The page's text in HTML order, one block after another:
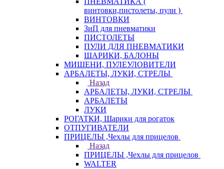
винтовки,пистолеты, пули )
ВИНТОВКИ
ЗиП для пневматики
ПИСТОЛЕТЫ
ПУЛИ ДЛЯ ПНЕВМАТИКИ
ШАРИКИ, БАЛОНЫ
МИШЕНИ, ПУЛЕУЛОВИТЕЛИ
АРБАЛЕТЫ, ЛУКИ, СТРЕЛЫ
Назад
АРБАЛЕТЫ, ЛУКИ, СТРЕЛЫ
АРБАЛЕТЫ
ЛУКИ
РОГАТКИ, Шарики для рогаток
ОТПУГИВАТЕЛИ
ПРИЦЕЛЫ ,Чехлы для прицелов
Назад
ПРИЦЕЛЫ ,Чехлы для прицелов
WALTER